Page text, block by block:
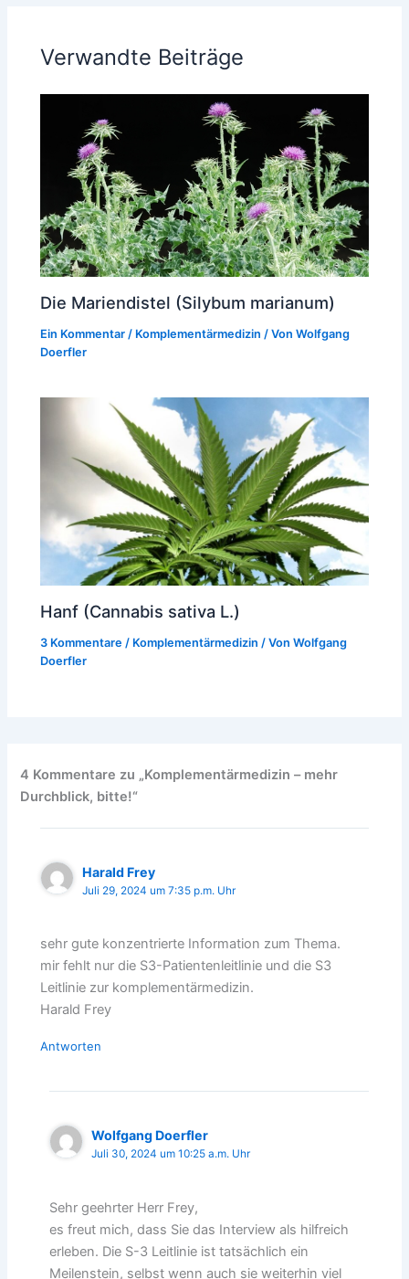
Verwandte Beiträge
Die Mariendistel (Silybum marianum)
Ein Kommentar / Komplementärmedizin / VonWolfgang
Doerfler
Hanf (Cannabis sativa L.)
3 Kommentare / Komplementärmedizin / VonWolfgang
Doerfler
4 Kommentare zu „Komplementärmedizin – mehr
Durchblick, bitte!“
Harald Frey
Juli 29, 2024 um 7:35 p.m. Uhr
sehr gute konzentrierte Information zum Thema.
mir fehlt nur die S3-Patientenleitlinie und die S3
Leitlinie zur komplementärmedizin.
Harald Frey
Antworten
Wolfgang Doerfler
Juli 30, 2024 um 10:25 a.m. Uhr
Sehr geehrter Herr Frey,
es freut mich, dass Sie das Interview als hilfreich
erleben. Die S-3 Leitlinie ist tatsächlich ein
Meilenstein, selbst wenn auch sie weiterhin viel